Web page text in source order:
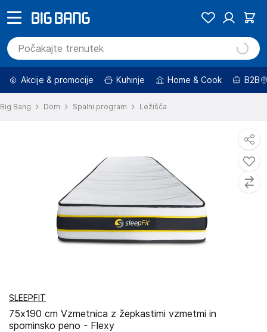
Akcije & promocije Kuhinje Home & Cook B2B
Big Bang Dom Spalni program Ležišča
SLEEPFIT
75x190 cm Vzmetnica z žepkastimi vzmetmi in
spominsko peno - Flexy